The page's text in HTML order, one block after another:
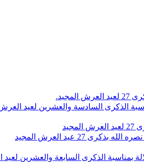
الذكرى السادسة والعشرين لعيد
عيد العرش المجيد
الذكرى السابعة والعشرين لعيد